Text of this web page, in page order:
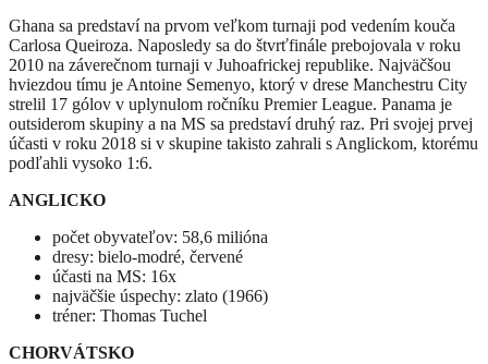
Ghana sa predstaví na prvom veľkom turnaji pod vedením kouča
Carlosa Queiroza. Naposledy sa do štvrťfinále prebojovala v roku
2010 na záverečnom turnaji v Juhoafrickej republike. Najväčšou
hviezdou tímu je Antoine Semenyo, ktorý v drese Manchestru City
strelil 17 gólov v uplynulom ročníku Premier League. Panama je
outsiderom skupiny a na MS sa predstaví druhý raz. Pri svojej prvej
účasti v roku 2018 si v skupine takisto zahrali s Anglickom, ktorému
podľahli vysoko 1:6.
ANGLICKO
počet obyvateľov: 58,6 milióna
dresy: bielo-modré, červené
účasti na MS: 16x
najväčšie úspechy: zlato (1966)
tréner: Thomas Tuchel
CHORVÁTSKO